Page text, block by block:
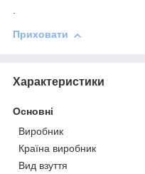
.
Приховати
Характеристики
Основні
Виробник
Країна виробник
Вид взуття